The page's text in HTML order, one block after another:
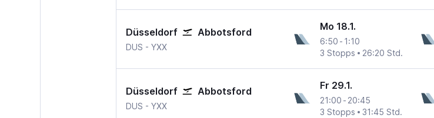
Düsseldorf Abbotsford
DUS Düsseldorf
- YXX
Mo 18.1.
6:50 - 1:10
3 Stopps
26:20 Std.
Düsseldorf Abbotsford
DUS Düsseldorf
- YXX
Fr 29.1.
21:00 - 20:45
3 Stopps
31:45 Std.